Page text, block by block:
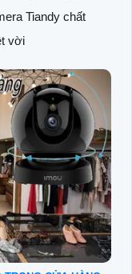
Tiandy chất
vời